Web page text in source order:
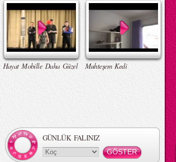
Hayat Mobille Daha Güzel Muhteşem Kedi
GÜNLÜK FALINIZ